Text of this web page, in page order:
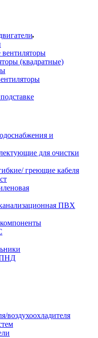
(квадратные)
и
для очистки
греющие кабеля
ПВХ
ПНД
воздухоохладителя